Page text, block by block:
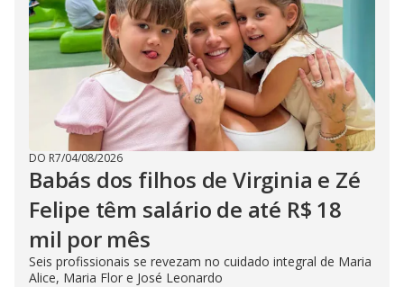
DO R7/04/08/2026
Babás dos filhos de Virginia e Zé
Felipe têm salário de até R$ 18
mil por mês
Seis profissionais se revezam no cuidado integral de Maria
Alice, Maria Flor e José Leonardo